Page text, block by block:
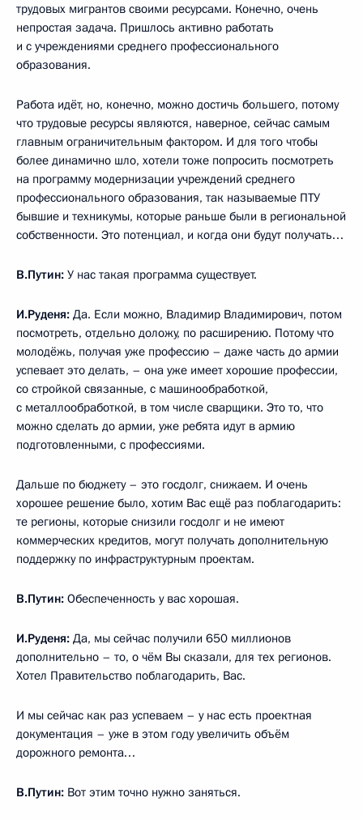
трудовых мигрантов своими ресурсами. Конечно, очень
непростая задача. Пришлось активно работать
и с учреждениями среднего профессионального
образования.
Работа идёт, но, конечно, можно достичь большего, потому
что трудовые ресурсы являются, наверное, сейчас самым
главным ограничительным фактором. И для того чтобы
более динамично шло, хотели тоже попросить посмотреть
на программу модернизации учреждений среднего
профессионального образования, так называемые ПТУ
бывшие и техникумы, которые раньше были в региональной
собственности. Это потенциал, и когда они будут получать…
В.Путин: У нас такая программа существует.
И.Руденя: Да. Если можно, Владимир Владимирович, потом
посмотреть, отдельно доложу, по расширению. Потому что
молодёжь, получая уже профессию – даже часть до армии
успевает это делать, – она уже имеет хорошие профессии,
со стройкой связанные, с машинообработкой,
с металлообработкой, в том числе сварщики. Это то, что
можно сделать до армии, уже ребята идут в армию
подготовленными, с профессиями.
Дальше по бюджету – это госдолг, снижаем. И очень
хорошее решение было, хотим Вас ещё раз поблагодарить:
те регионы, которые снизили госдолг и не имеют
коммерческих кредитов, могут получать дополнительную
поддержку по инфраструктурным проектам.
В.Путин: Обеспеченность у вас хорошая.
И.Руденя: Да, мы сейчас получили 650 миллионов
дополнительно – то, о чём Вы сказали, для тех регионов.
Хотел Правительство поблагодарить, Вас.
И мы сейчас как раз успеваем – у нас есть проектная
документация – уже в этом году увеличить объём
дорожного ремонта…
В.Путин: Вот этим точно нужно заняться.